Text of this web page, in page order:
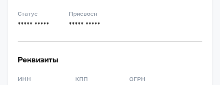
Статус
***** *****
Присвоен
***** *****
Реквизиты
ИНН КПП ОГРН